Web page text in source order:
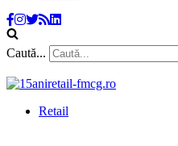
Caută...
Retail